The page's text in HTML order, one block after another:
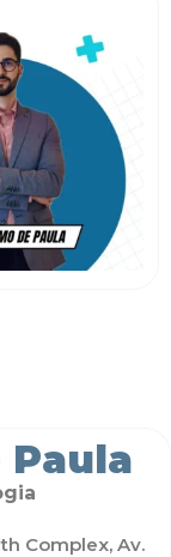
Paula
Complex, Av.